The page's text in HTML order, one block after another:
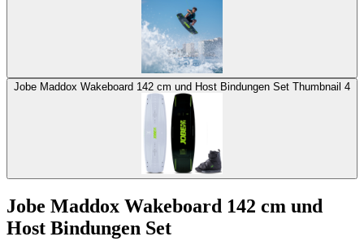
Jobe Maddox Wakeboard 142 cm und Host Bindungen Set Thumbnail 4
Jobe Maddox Wakeboard 142 cm und
Host Bindungen Set